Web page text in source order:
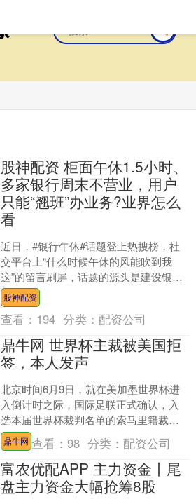
股神配资 柜面午休1.5小时、
多家银行周末不营业，用户
只能“翘班”办业务?业界怎么
看
近日，#银行午休#话题登上热搜榜，社
交平台上“什么时候午休的风能吹到我
这”的留言刷屏，话题的源头是建设银行
湖北省恩施分行近日发布的一则公告。
根据该公告，自202....
股神配资
查看： 194 分类： 配资公司
鼎牛网 世界杯主裁被美国拒
签，本人发声
北京时间6月9日，就在美加墨世界杯进
入倒计时之际，国际足联正式确认，入
选本届世界杯裁判名单的索马里籍裁判
奥马尔·阿卜杜勒卡迪尔·阿尔坦（Omar
Abdulka....
鼎牛网 查看：98 分类： 配资公司
富农优配APP 主力资金丨尾
盘主力资金大幅抢筹8股